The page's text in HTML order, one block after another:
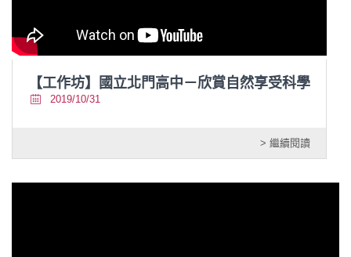
【工作坊】國立北門高中－欣賞自然享受科學
2019/10/31
> 繼續閱讀